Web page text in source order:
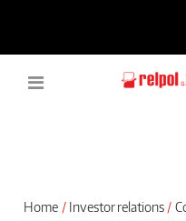
Home Investor relations